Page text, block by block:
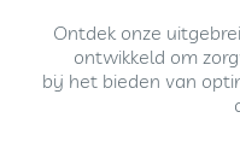
Ontdek onze
ontwikkeld om
bij het bieden van